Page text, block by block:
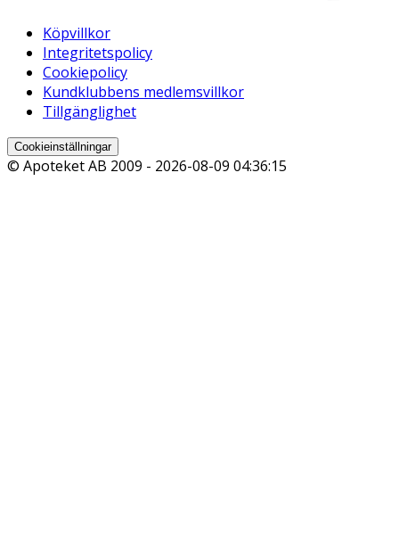
Köpvillkor
Integritetspolicy
Cookiepolicy
Kundklubbens medlemsvillkor
Tillgänglighet
Cookieinställningar
© Apoteket AB 2009 - 2026-08-09 04:36:15